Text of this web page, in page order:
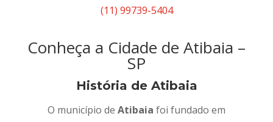
(11) 99739-5404
Conheça a Cidade de Atibaia –
SP
História de Atibaia
O município de Atibaia foi fundado em